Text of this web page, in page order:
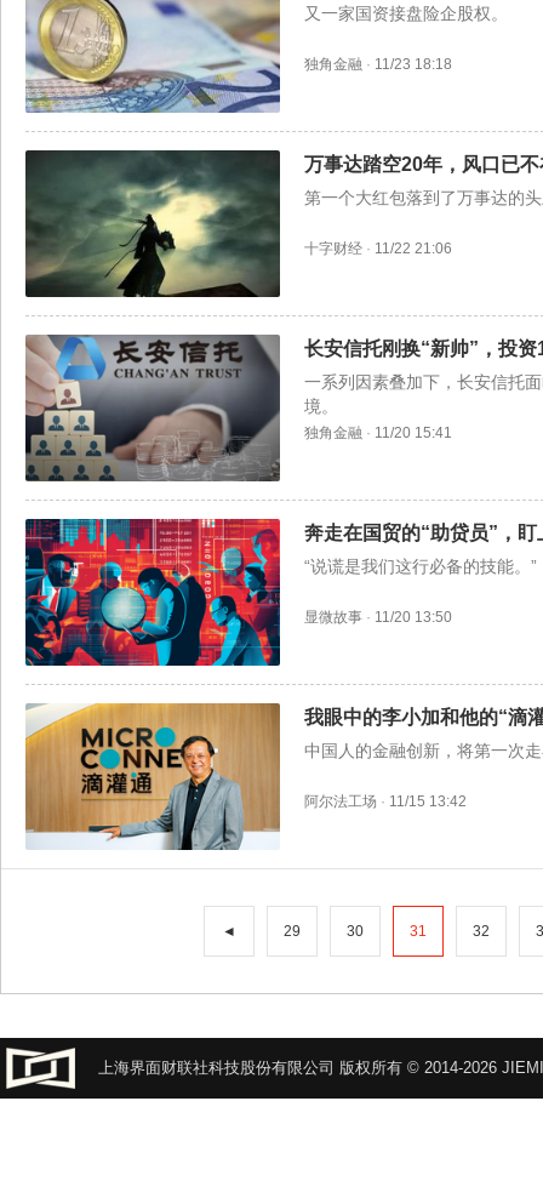
又一家国资接盘险企股权。
独角金融 · 11/23 18:18
万事达踏空20年，风口已不
第一个大红包落到了万事达的
十字财经 · 11/22 21:06
长安信托刚换“新帅”，投
一系列因素叠加下，长安信托
境。
独角金融 · 11/20 15:41
奔走在国贸的“助贷员”，
“说谎是我们这行必备的技能。”
显微故事 · 11/20 13:50
我眼中的李小加和他的“滴
中国人的金融创新，将第一次
阿尔法工场 · 11/15 13:42
◄ 29 30 31 32
上海界面财联社科技股份有限公司 版权所有 © 2014-2026